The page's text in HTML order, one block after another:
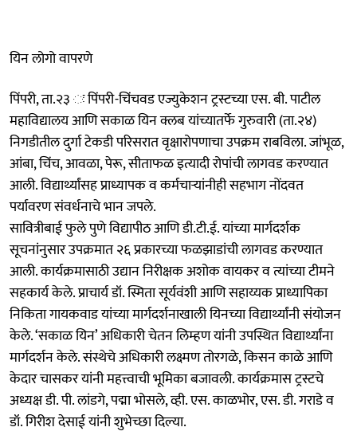
यिन लोगो वापरणे
पिंपरी, ता.२३ ः पिंपरी-चिंचवड एज्युकेशन ट्रस्टच्या एस. बी. पाटील
महाविद्यालय आणि सकाळ यिन क्लब यांच्यातर्फे गुरुवारी (ता.२४)
निगडीतील दुर्गा टेकडी परिसरात वृक्षारोपणाचा उपक्रम राबविला. जांभूळ,
आंबा, चिंच, आवळा, पेरू, सीताफळ इत्यादी रोपांची लागवड करण्यात
आली. विद्यार्थ्यांसह प्राध्यापक व कर्मचाऱ्यांनीही सहभाग नोंदवत
पर्यावरण संवर्धनाचे भान जपले.
सावित्रीबाई फुले पुणे विद्यापीठ आणि डी.टी.ई. यांच्या मार्गदर्शक
सूचनांनुसार उपक्रमात २६ प्रकारच्या फळझाडांची लागवड करण्यात
आली. कार्यक्रमासाठी उद्यान निरीक्षक अशोक वायकर व त्यांच्या टीमने
सहकार्य केले. प्राचार्य डॉ. स्मिता सूर्यवंशी आणि सहाय्यक प्राध्यापिका
निकिता गायकवाड यांच्या मार्गदर्शनाखाली यिनच्या विद्यार्थ्यांनी संयोजन
केले. ‘सकाळ यिन’ अधिकारी चेतन लिम्हण यांनी उपस्थित विद्यार्थ्यांना
मार्गदर्शन केले. संस्थेचे अधिकारी लक्ष्मण तोरगळे, किसन काळे आणि
केदार चासकर यांनी महत्त्वाची भूमिका बजावली. कार्यक्रमास ट्रस्टचे
अध्यक्ष डी. पी. लांडगे, पद्मा भोसले, व्ही. एस. काळभोर, एस. डी. गराडे व
डॉ. गिरीश देसाई यांनी शुभेच्छा दिल्या.